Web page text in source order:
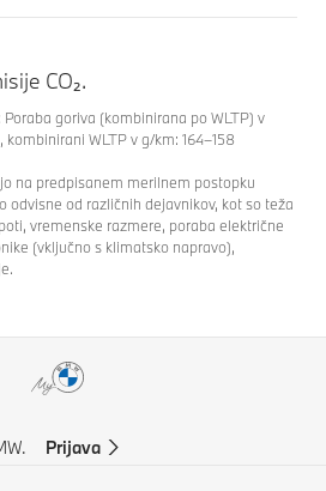
CO₂.
goriva (kombinirana po WLTP) v
kombinirani WLTP v g/km: 164–158
na predpisanem merilnem postopku
odvisne od različnih dejavnikov, kot so teža
vremenske razmere, poraba električne
(vključno s klimatsko napravo),
Prijava